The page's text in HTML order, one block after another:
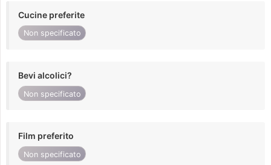
Cucine preferite
Non specificato
Bevi alcolici?
Non specificato
Film preferito
Non specificato